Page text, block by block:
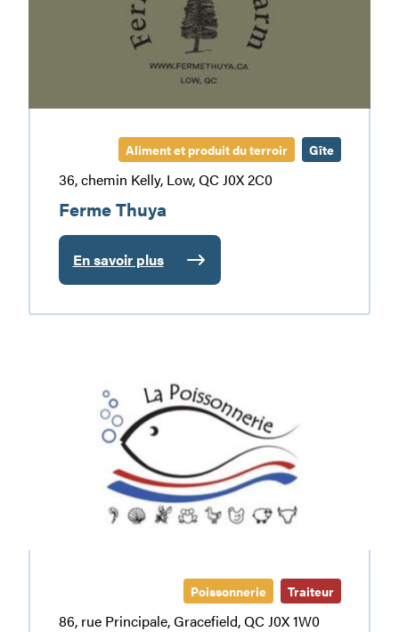
Aliment et produit du terroir Gîte
36, chemin Kelly, Low, QC J0X 2C0
Ferme Thuya
En savoir plus
:
Ferme
Thuya
Poissonnerie
Poissonnerie Traiteur
86, rue Principale, Gracefield, QC J0X 1W0